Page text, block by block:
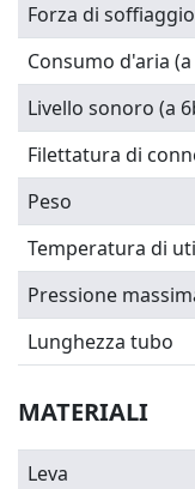
Forza di
Consumo d'aria
Livello sonoro (a
Filettatura di
Peso
Temperatura di
Pressione
Lunghezza tubo
MATERIALI
Leva